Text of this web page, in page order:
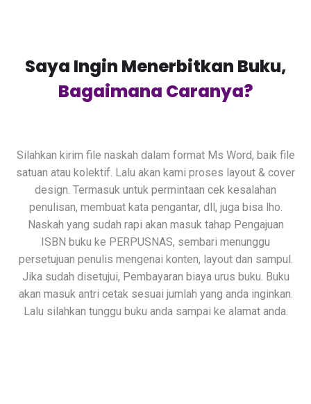
Saya Ingin Menerbitkan Buku,
Bagaimana Caranya?
Silahkan kirim file naskah dalam format Ms Word, baik file
satuan atau kolektif. Lalu akan kami proses layout & cover
design. Termasuk untuk permintaan cek kesalahan
penulisan, membuat kata pengantar, dll, juga bisa lho.
Naskah yang sudah rapi akan masuk tahap Pengajuan
ISBN buku ke PERPUSNAS, sembari menunggu
persetujuan penulis mengenai konten, layout dan sampul.
Jika sudah disetujui, Pembayaran biaya urus buku. Buku
akan masuk antri cetak sesuai jumlah yang anda inginkan.
Lalu silahkan tunggu buku anda sampai ke alamat anda.